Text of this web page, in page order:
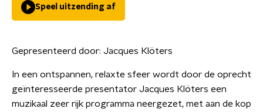
Speel uitzending af
Gepresenteerd door: Jacques Klöters
In een ontspannen, relaxte sfeer wordt door de oprecht
geïnteresseerde presentator Jacques Klöters een
muzikaal zeer rijk programma neergezet, met aan de kop